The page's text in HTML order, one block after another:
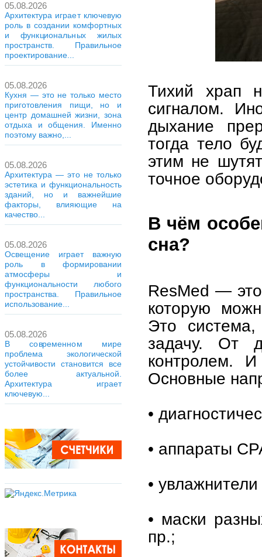
05.08.2026
Архитектура играет ключевую
роль в создании комфортных
и функциональных жилых
пространств. Правильное
проектирование...
05.08.2026
Кухня — это не только место
приготовления пищи, но и
центр домашней жизни, зона
отдыха и общения. Именно
поэтому важно,...
05.08.2026
Архитектура — это не только
эстетика и функциональность
зданий, но и важнейшие
факторы, влияющие на
качество...
05.08.2026
Освещение играет важную
роль в формировании
атмосферы и
функциональности любого
пространства. Правильное
использование...
05.08.2026
В современном мире
проблема экологической
устойчивости становится все
более актуальной.
Архитектура играет
ключевую...
Тихий храп
сигналом.
дыхание
тогда тело
этим не
точное
В чём
сна?
ResMed —
которую
Это
задачу. От
контролем.
Основные
•
• аппараты
•
• маски
пр.;